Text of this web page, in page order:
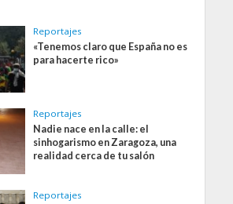
Reportajes
«Tenemos claro que España no es
para hacerte rico»
Reportajes
Nadie nace en la calle: el
sinhogarismo en Zaragoza, una
realidad cerca de tu salón
Reportajes